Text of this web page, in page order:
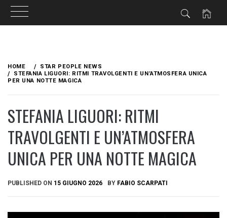
content
HOME
STAR PEOPLE NEWS
STEFANIA LIGUORI: RITMI TRAVOLGENTI E UN’ATMOSFERA UNICA
PER UNA NOTTE MAGICA
STEFANIA LIGUORI: RITMI
TRAVOLGENTI E UN’ATMOSFERA
UNICA PER UNA NOTTE MAGICA
PUBLISHED ON 15 GIUGNO 2026 BY FABIO SCARPATI